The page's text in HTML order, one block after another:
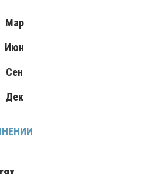
Мар
Июн
Сен
Дек